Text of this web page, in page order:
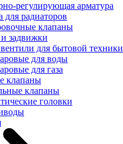
регулирующая арматура
для радиаторов
клапаны
задвижки
для бытовой техники
для воды
для газа
клапаны
клапаны
головки